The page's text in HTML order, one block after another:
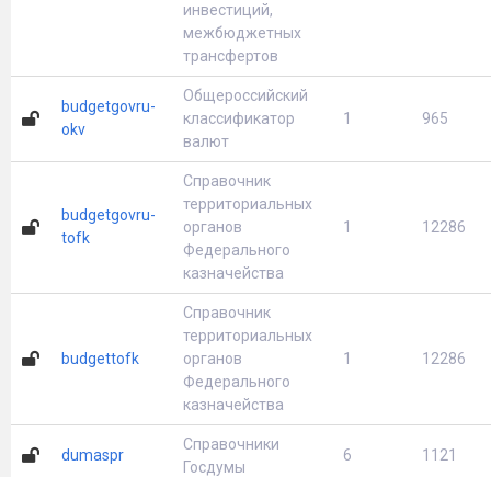
инвестиций,
межбюджетных
трансфертов
budgetgovru-
okv
Общероссийский
классификатор
валют
1 965
budgetgovru-
tofk
Справочник
территориальных
органов
Федерального
казначейства
1 12286
budgettofk
Справочник
территориальных
органов
Федерального
казначейства
1 12286
dumaspr
Справочники
Госдумы
6 1121